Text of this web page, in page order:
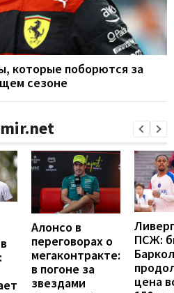
которые поборются за
сезоне
Алонсо в
переговорах о
мегаконтракте:
в погоне за
звездами
ПСЖ:
цена